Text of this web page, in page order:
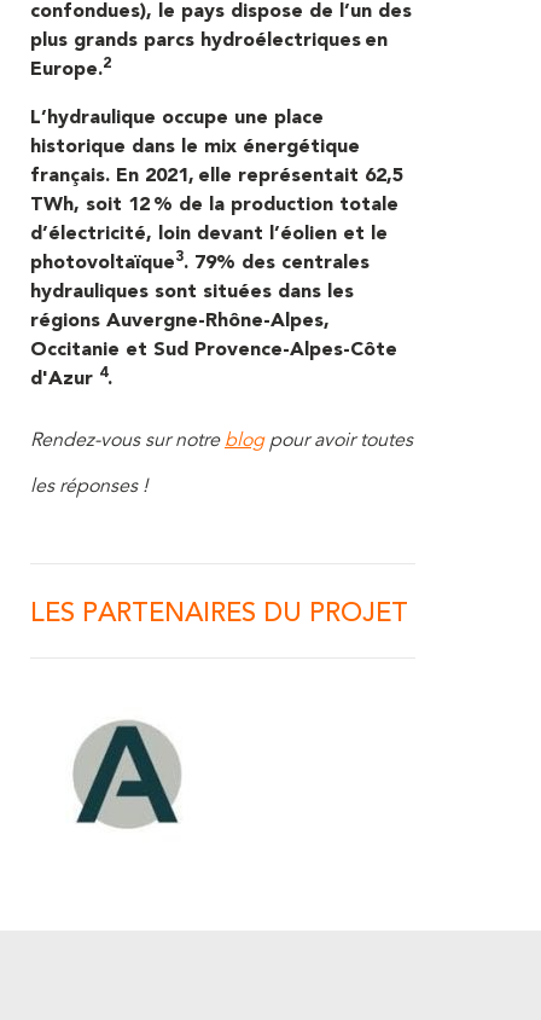
confondues), le pays dispose de l’un des
plus grands parcs hydroélectriques en
Europe.2
L’hydraulique occupe une place
historique dans le mix énergétique
français. En 2021, elle représentait 62,5
TWh, soit 12 % de la production totale
d’électricité, loin devant l’éolien et le
photovoltaïque3. 79% des centrales
hydrauliques sont situées dans les
régions Auvergne-Rhône-Alpes,
Occitanie et Sud Provence-Alpes-Côte
d'Azur 4.
Rendez-vous sur notre blogpour avoir toutes
les réponses !
LES PARTENAIRES DU PROJET